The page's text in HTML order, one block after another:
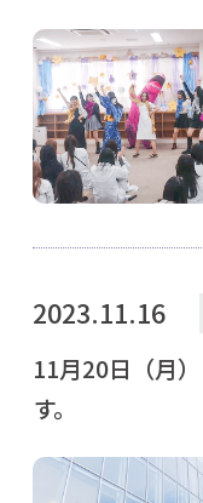
2023.11.16
11月20日（月
す。